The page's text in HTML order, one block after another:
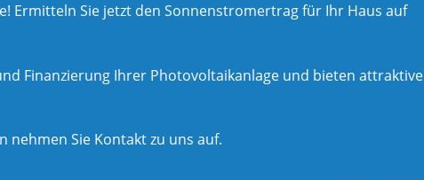
Ermitteln Sie jetzt den Sonnenstromertrag für Ihr Haus auf
Finanzierung Ihrer Photovoltaikanlage und bieten attraktive
nehmen Sie Kontakt zu uns auf.